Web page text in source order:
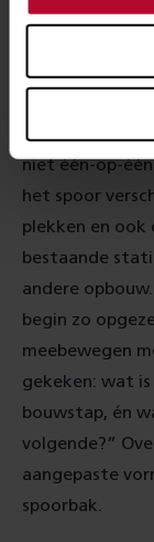
Peter
Antea
Dat is nodig,
niet één-op-
het spoor
plekken en ook
bestaande
andere
begin zo
meebewegen
gekeken: wat
bouwstap, én
volgende?”
aangepaste
spoorbak.